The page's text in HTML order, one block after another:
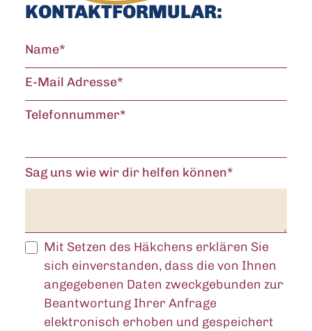
KONTAKTFORMULAR:
Name*
E-Mail Adresse*
Telefonnummer*
Sag uns wie wir dir helfen können*
Mit Setzen des Häkchens erklären Sie
sich einverstanden, dass die von Ihnen
angegebenen Daten zweckgebunden zur
Beantwortung Ihrer Anfrage
elektronisch erhoben und gespeichert